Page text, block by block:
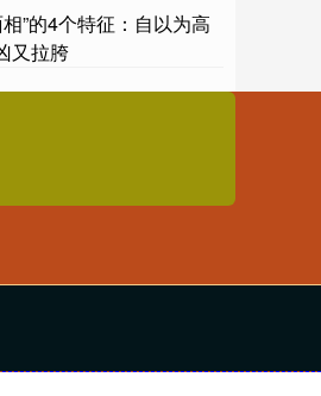
”的4个特征：自以为高
又拉胯